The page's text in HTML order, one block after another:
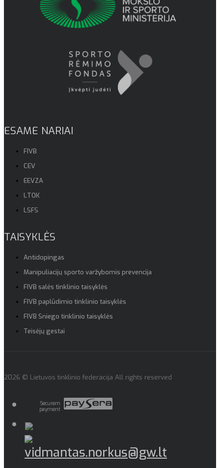
ESAME NARIAI
FIVB
CEV
EEVZA
LTOK
LSFS
TAISYKLĖS
Antidopingas
Manipuliacijų sporto varžybomis prevencija
FIVB salės tinklinio taisyklės
FIVB paplūdimio tinklinio taisyklės
FIVB Sniego tinklinio taisyklės
Teisėjų gestai
2026 © Lietuvos tinklinio federacija All rights reserved
Securem
payment